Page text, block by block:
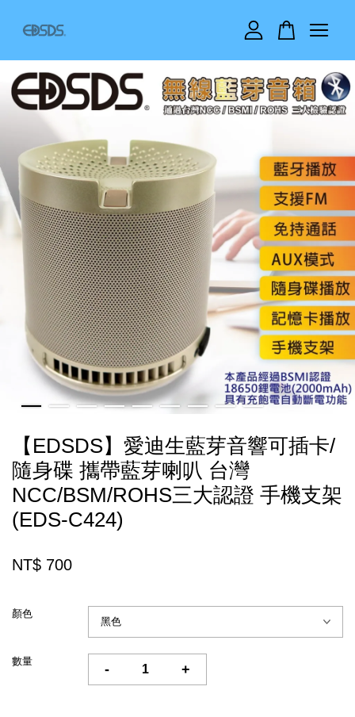
【EDSDS】愛迪生藍芽音響可插卡/
隨身碟 攜帶藍芽喇叭 台灣
NCC/BSM/ROHS三大認證 手機支架
(EDS-C424)
NT$ 700
顏色
數量
- +
您的購物車目前還是空的。